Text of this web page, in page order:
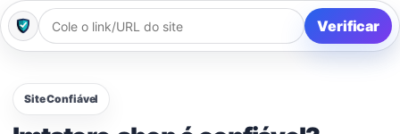
Verificar
Site Confiável